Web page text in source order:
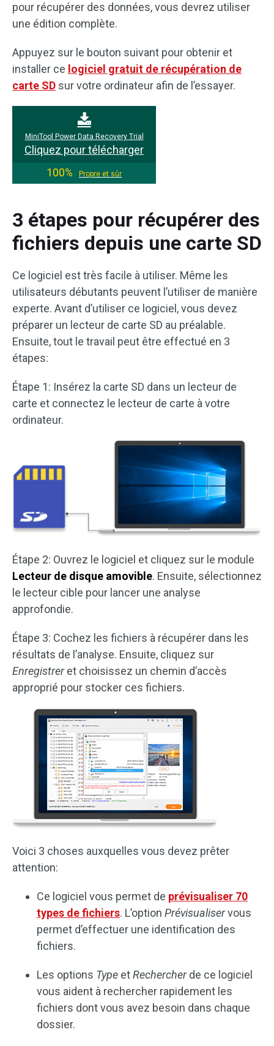
pour récupérer des données, vous devrez utiliser
une édition complète.
Appuyez sur le bouton suivant pour obtenir et
installer ce logiciel gratuit de récupération de
carte SD sur votre ordinateur afin de l’essayer.
MiniTool Power Data Recovery Trial
Cliquez pour télécharger
100%
Propre et sûr
3 étapes pour récupérer des
fichiers depuis une carte SD
Ce logiciel est très facile à utiliser. Même les
utilisateurs débutants peuvent l’utiliser de manière
experte. Avant d’utiliser ce logiciel, vous devez
préparer un lecteur de carte SD au préalable.
Ensuite, tout le travail peut être effectué en 3
étapes:
Étape 1: Insérez la carte SD dans un lecteur de
carte et connectez le lecteur de carte à votre
ordinateur.
Étape 2: Ouvrez le logiciel et cliquez sur le module
Lecteur de disque amovible. Ensuite, sélectionnez
le lecteur cible pour lancer une analyse
approfondie.
Étape 3: Cochez les fichiers à récupérer dans les
résultats de l’analyse. Ensuite, cliquez sur
Enregistreret choisissez un chemin d’accès
approprié pour stocker ces fichiers.
Voici 3 choses auxquelles vous devez prêter
attention:
Ce logiciel vous permet de prévisualiser 70
types de fichiers. L’option Prévisualiservous
permet d’effectuer une identification des
fichiers.
Les options Type etRechercherde ce logiciel
vous aident à rechercher rapidement les
fichiers dont vous avez besoin dans chaque
dossier.